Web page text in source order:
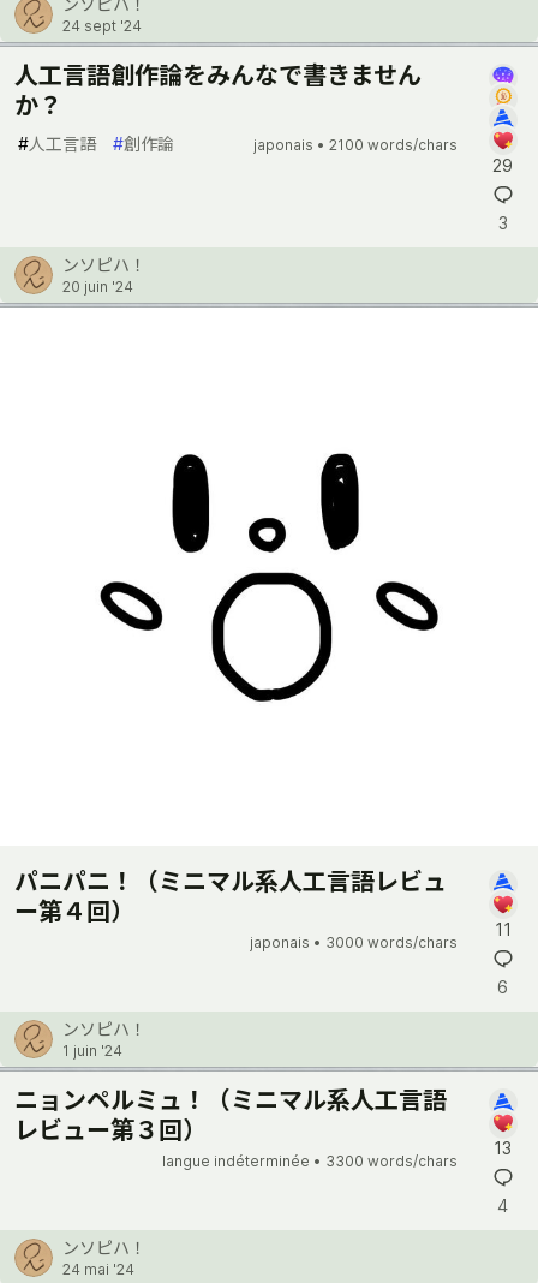
24 sept '24
人工言語創作論をみんなで書きません
か？
#人工言語 #創作論 japonais • 2100 words/chars
29
3
ンソピハ！
20 juin '24
パニパニ！（ミニマル系人工言語レビュ
ー第４回）
japonais • 3000 words/chars
11
6
ンソピハ！
1 juin '24
ニョンペルミュ！（ミニマル系人工言語
レビュー第３回）
langue indéterminée • 3300 words/chars
13
4
ンソピハ！
24 mai '24